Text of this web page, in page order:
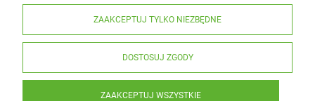
ZAAKCEPTUJ TYLKO NIEZBĘDNE
DOSTOSUJ ZGODY
ZAAKCEPTUJ WSZYSTKIE